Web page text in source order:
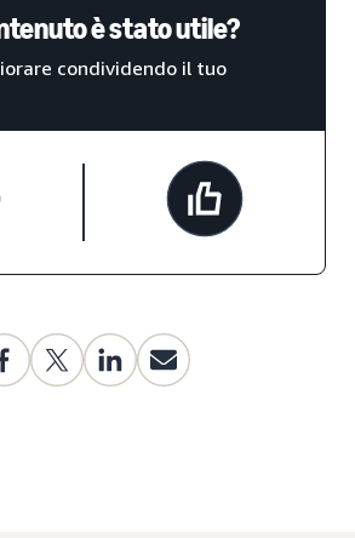
è stato utile?
condividendo il tuo